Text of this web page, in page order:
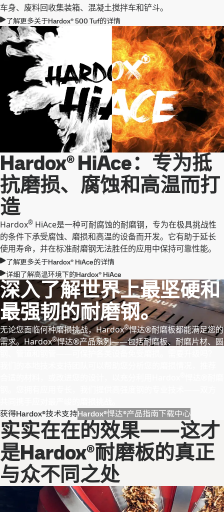
车身、废料回收集装箱、混凝土搅拌车和铲斗。
了解更多关于Hardox® 500 Tuf的详情
Hardox® HiAce：专为抵
抗磨损、腐蚀和高温而打
造
Hardox® HiAce是一种可耐腐蚀的耐磨钢，专为在极具挑战性
的条件下承受腐蚀、磨损和高温的设备而开发。它有助于延长
使用寿命，并在标准耐磨钢无法胜任的应用中保持可靠性能。
了解更多关于Hardox® HiAce的详情
详细了解高温环境下的Hardox® HiAce
深入了解世界上最坚硬和
最强韧的耐磨钢。
无论您面临何种磨损挑战，Hardox®悍达®耐磨板都能满足您的
需求。Hardox®悍达®产品系列——包括耐磨板、耐磨片材、圆
获得Hardox®技术支持Hardox®悍达®产品指南下载中心
实实在在的效果——这才
是Hardox®耐磨板的真正
与众不同之处